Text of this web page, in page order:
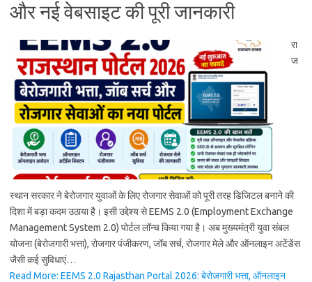
और नई वेबसाइट की पूरी जानकारी
रा
ज
स्थान सरकार ने बेरोजगार युवाओं के लिए रोजगार सेवाओं को पूरी तरह डिजिटल बनाने की
दिशा में बड़ा कदम उठाया है। इसी उद्देश्य से EEMS 2.0 (Employment Exchange
Management System 2.0) पोर्टल लॉन्च किया गया है। अब मुख्यमंत्री युवा संबल
योजना (बेरोजगारी भत्ता), रोजगार पंजीकरण, जॉब सर्च, रोजगार मेले और ऑनलाइन अटेंडेंस
जैसी कई सुविधाएं…
Read More: EEMS 2.0 Rajasthan Portal 2026: बेरोजगारी भत्ता, ऑनलाइन